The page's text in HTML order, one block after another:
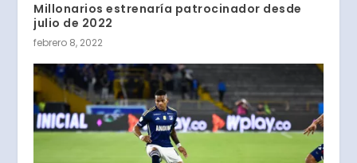
Millonarios estrenaría patrocinador desde
julio de 2022
febrero 8, 2022